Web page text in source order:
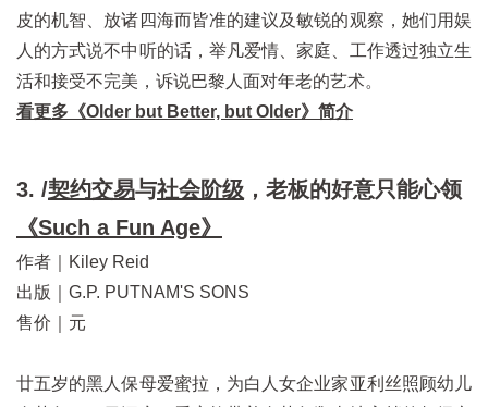
皮的机智、放诸四海而皆准的建议及敏锐的观察，她们用娱
人的方式说不中听的话，举凡爱情、家庭、工作透过独立生
活和接受不完美，诉说巴黎人面对年老的艺术。
看更多《Older but Better, but Older》简介
3. /契约交易与社会阶级 ，老板的好意只能心领
《Such a Fun Age》
作者｜Kiley Reid
出版｜G.P. PUTNAM'S SONS
售价｜元
廿五岁的黑人保母爱蜜拉，为白人女企业家亚利丝照顾幼儿